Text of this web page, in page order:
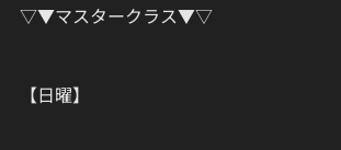
▽▼マスタークラス▼▽
【日曜】